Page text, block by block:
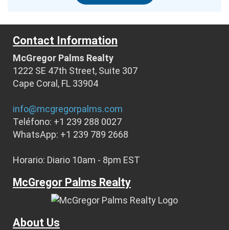
Contact Information
McGregor Palms Realty
1222 SE 47th Street, Suite 307
Cape Coral, FL 33904
info@mcgregorpalms.com
Teléfono: +1 239 288 0027
WhatsApp: +1 239 789 2668
Horario: Diario 10am - 8pm EST
McGregor Palms Realty
About Us